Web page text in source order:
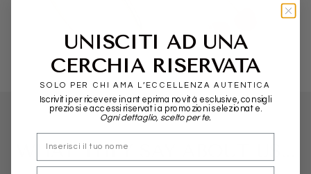
WHAT THEY SAY ABOUT US...
UNISCITI AD UNA
CERCHIA RISERVATA
SOLO PER CHI AMA L’ECCELLENZA AUTENTICA
Iscriviti per ricevere in anteprima novità esclusive, consigli
preziosi e accessi riservati a promozioni selezionate.
Ogni dettaglio, scelto per te.
nome
Email